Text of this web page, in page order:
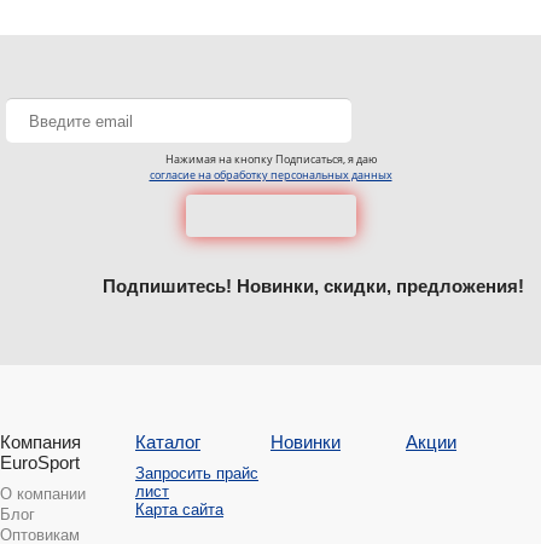
Нажимая на кнопку Подписаться, я даю
согласие на обработку персональных данных
Подпишитесь! Новинки, скидки, предложения!
Компания
EuroSport
О компании
Блог
Оптовикам
Каталог
Запросить прайс
лист
Карта сайта
Новинки Акции